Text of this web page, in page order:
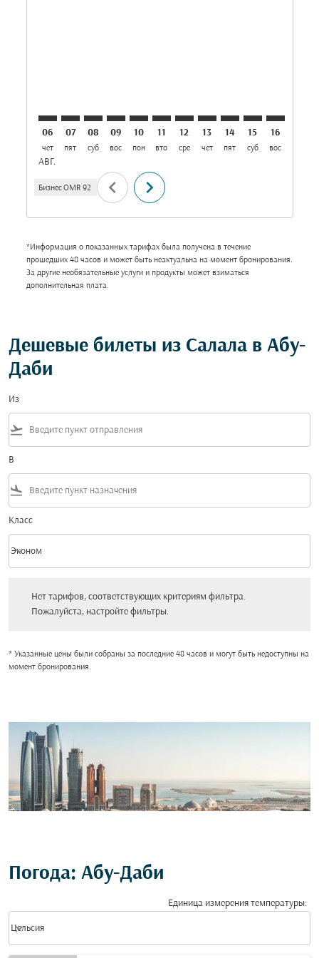
06
чет
АВГ.
07
пят
08
суб
09
вос
10
пон
11
вто
12
сре
13
чет
14
пят
15
суб
16
вос
Бизнес OMR 92 chevron_left chevron_right
*Информация о показанных тарифах была получена в течение
прошедших 48 часов и может быть неактуальна на момент бронирования.
За другие необязательные услуги и продукты может взиматься
дополнительная плата.
Дешевые билеты из Салала в Абу-
Даби
Из
flight_takeoff
В
flight_land
Класс
Класс option Эконом Selected
Эконом
keyboard_arrow_down
Нет тарифов, соответствующих критериям фильтра.
Пожалуйста, настройте фильтры.
* Указанные цены были собраны за последние 48 часов и могут быть недоступны на
момент бронирования.
Погода: Абу-Даби
Единица измерения температуры:
Цельсия
keyboard_arrow_down